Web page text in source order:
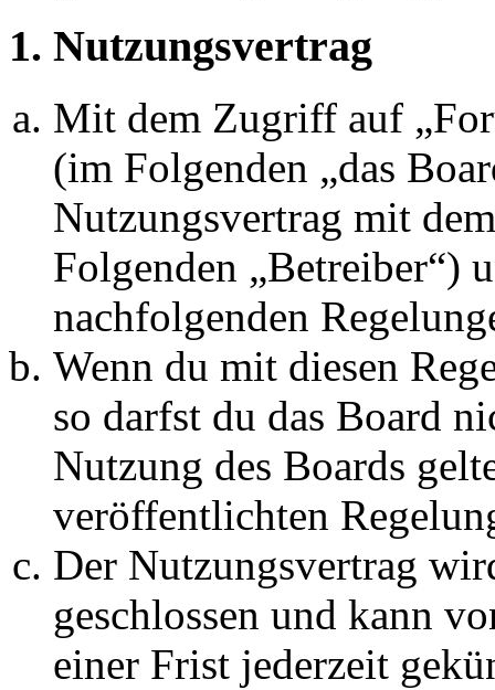
1. Nutzungsvertrag
Mit dem Zugriff auf
(im Folgenden „das
Nutzungsvertrag mit
Folgenden „Betreiber“)
nachfolgenden
Wenn du mit diesen
so darfst du das Board
Nutzung des Boards
veröffentlichten
Der Nutzungsvertrag
geschlossen und kann
einer Frist jederzeit